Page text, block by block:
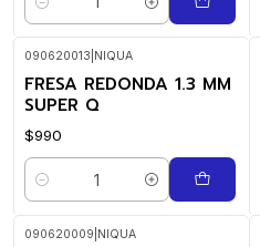
Cantidad
090620013 NIQUA
FRESA REDONDA 1.3 MM
SUPER Q
$990
Cantidad
090620009 NIQUA